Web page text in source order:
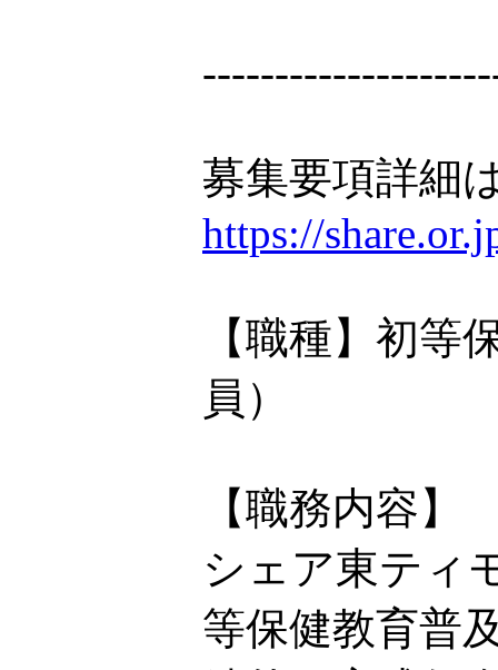
募集要項詳細
https://
【職種】初
員）
【職務内容】
シェア東ティ
等保健教育普